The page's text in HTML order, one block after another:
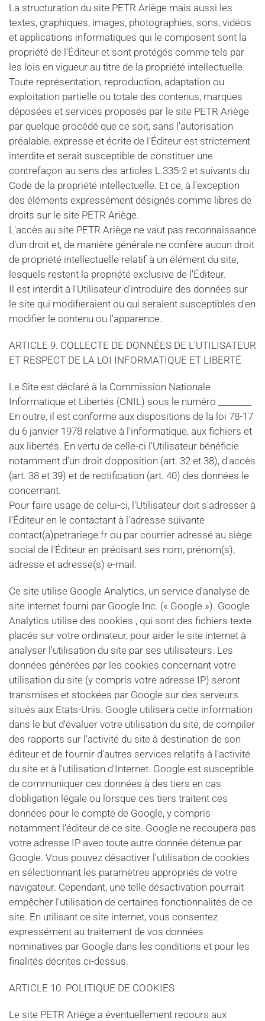
La structuration du site PETR Ariège mais aussi les
textes, graphiques, images, photographies, sons, vidéos
et applications informatiques qui le composent sont la
propriété de l'Éditeur et sont protégés comme tels par
les lois en vigueur au titre de la propriété intellectuelle.
Toute représentation, reproduction, adaptation ou
exploitation partielle ou totale des contenus, marques
déposées et services proposés par le site PETR Ariège
par quelque procédé que ce soit, sans l'autorisation
préalable, expresse et écrite de l'Éditeur est strictement
interdite et serait susceptible de constituer une
contrefaçon au sens des articles L.335-2 et suivants du
Code de la propriété intellectuelle. Et ce, à l'exception
des éléments expressément désignés comme libres de
droits sur le site PETR Ariège.
L'accès au site PETR Ariège ne vaut pas reconnaissance
d'un droit et, de manière générale ne confère aucun droit
de propriété intellectuelle relatif à un élément du site,
lesquels restent la propriété exclusive de l'Éditeur.
Il est interdit à l'Utilisateur d'introduire des données sur
le site qui modifieraient ou qui seraient susceptibles d'en
modifier le contenu ou l'apparence.
ARTICLE 9. COLLECTE DE DONNÉES DE L'UTILISATEUR
ET RESPECT DE LA LOI INFORMATIQUE ET LIBERTÉ
Le Site est déclaré à la Commission Nationale
Informatique et Libertés (CNIL) sous le numéro ________
En outre, il est conforme aux dispositions de la loi 78-17
du 6 janvier 1978 relative à l'informatique, aux fichiers et
aux libertés. En vertu de celle-ci l'Utilisateur bénéficie
notamment d'un droit d'opposition (art. 32 et 38), d'accès
(art. 38 et 39) et de rectification (art. 40) des données le
concernant.
Pour faire usage de celui-ci, l'Utilisateur doit s'adresser à
l'Éditeur en le contactant à l'adresse suivante
contact(a)petrariege.fr ou par courrier adressé au siège
social de l'Éditeur en précisant ses nom, prénom(s),
adresse et adresse(s) e-mail.
Ce site utilise Google Analytics, un service d'analyse de
site internet fourni par Google Inc. (« Google »). Google
Analytics utilise des cookies , qui sont des fichiers texte
placés sur votre ordinateur, pour aider le site internet à
analyser l'utilisation du site par ses utilisateurs. Les
données générées par les cookies concernant votre
utilisation du site (y compris votre adresse IP) seront
transmises et stockées par Google sur des serveurs
situés aux Etats-Unis. Google utilisera cette information
dans le but d'évaluer votre utilisation du site, de compiler
des rapports sur l'activité du site à destination de son
éditeur et de fournir d'autres services relatifs à l'activité
du site et à l'utilisation d'Internet. Google est susceptible
de communiquer ces données à des tiers en cas
d'obligation légale ou lorsque ces tiers traitent ces
données pour le compte de Google, y compris
notamment l'éditeur de ce site. Google ne recoupera pas
votre adresse IP avec toute autre donnée détenue par
Google. Vous pouvez désactiver l'utilisation de cookies
en sélectionnant les paramètres appropriés de votre
navigateur. Cependant, une telle désactivation pourrait
empêcher l'utilisation de certaines fonctionnalités de ce
site. En utilisant ce site internet, vous consentez
expressément au traitement de vos données
nominatives par Google dans les conditions et pour les
finalités décrites ci-dessus.
ARTICLE 10. POLITIQUE DE COOKIES
Le site PETR Ariège a éventuellement recours aux